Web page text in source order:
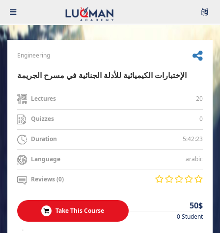
Engineering
الإختبارات الكيميائية للأدلة الجنائية في مسرح الجريمة
Lectures 20
Quizzes 0
Duration 5:42:23
Language arabic
Reviews (0)
Take This Course 50$
0 Student
.